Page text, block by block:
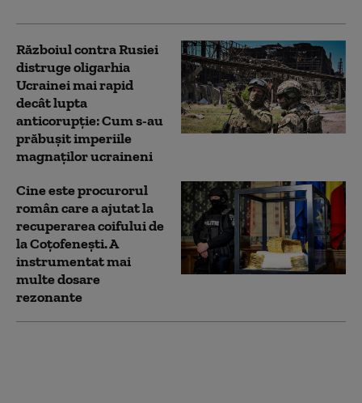
Războiul contra Rusiei
distruge oligarhia
Ucrainei mai rapid
decât lupta
anticorupție: Cum s-au
prăbușit imperiile
magnaților ucraineni
Cine este procurorul
român care a ajutat la
recuperarea coifului de
la Coțofenești. A
instrumentat mai
multe dosare
rezonante